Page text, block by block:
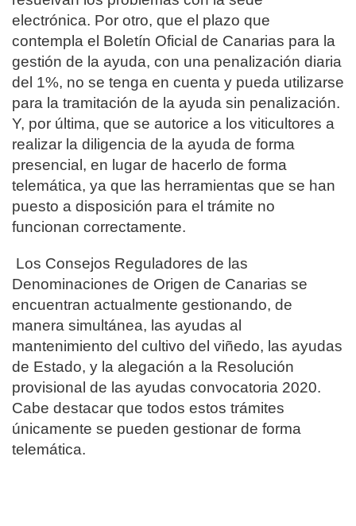
electrónica. Por otro, que el plazo que
contempla el Boletín Oficial de Canarias para la
gestión de la ayuda, con una penalización diaria
del 1%, no se tenga en cuenta y pueda utilizarse
para la tramitación de la ayuda sin penalización.
Y, por última, que se autorice a los viticultores a
realizar la diligencia de la ayuda de forma
presencial, en lugar de hacerlo de forma
telemática, ya que las herramientas que se han
puesto a disposición para el trámite no
funcionan correctamente.
Los Consejos Reguladores de las
Denominaciones de Origen de Canarias se
encuentran actualmente gestionando, de
manera simultánea, las ayudas al
mantenimiento del cultivo del viñedo, las ayudas
de Estado, y la alegación a la Resolución
provisional de las ayudas convocatoria 2020.
Cabe destacar que todos estos trámites
únicamente se pueden gestionar de forma
telemática.